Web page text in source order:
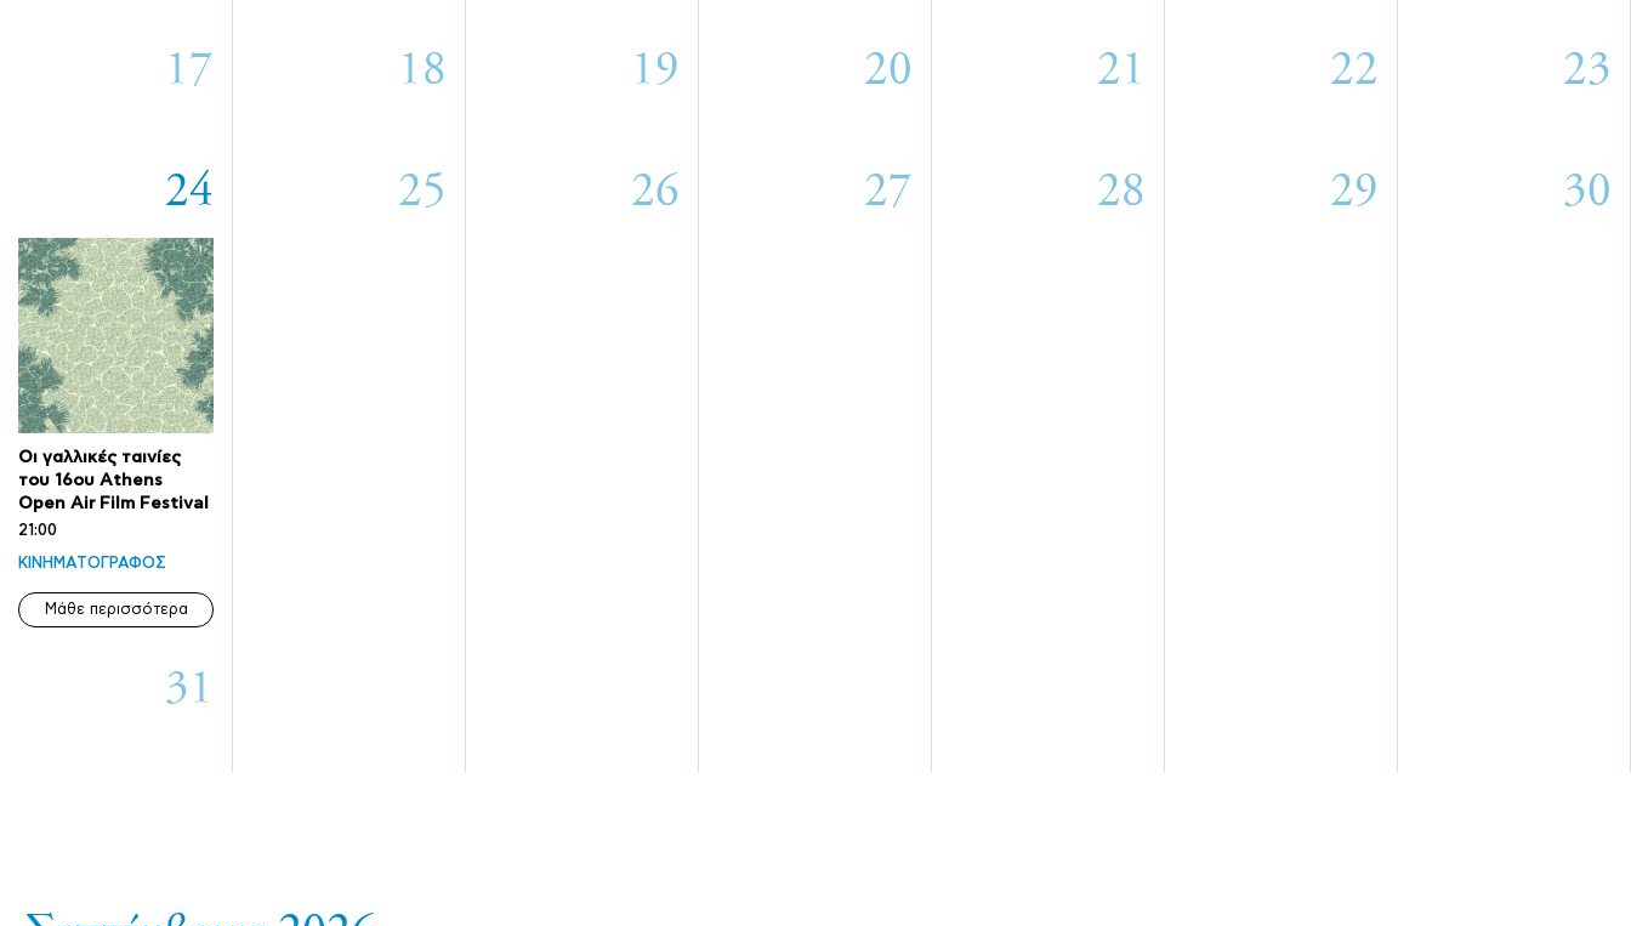
17
18 19 20 21 22
23
24
Οι γαλλικές ταινίες
του 16ου Athens
Open Air Film Festival
21:00
ΚΙΝΗΜΑΤΟΓΡΑΦΟΣ
Μάθε περισσότερα
25 26 27 28 29 30
31